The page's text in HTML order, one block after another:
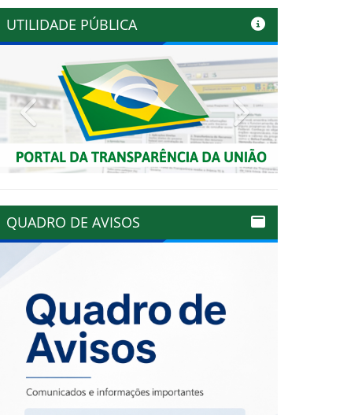
UTILIDADE PÚBLICA
Previous Next
QUADRO DE AVISOS